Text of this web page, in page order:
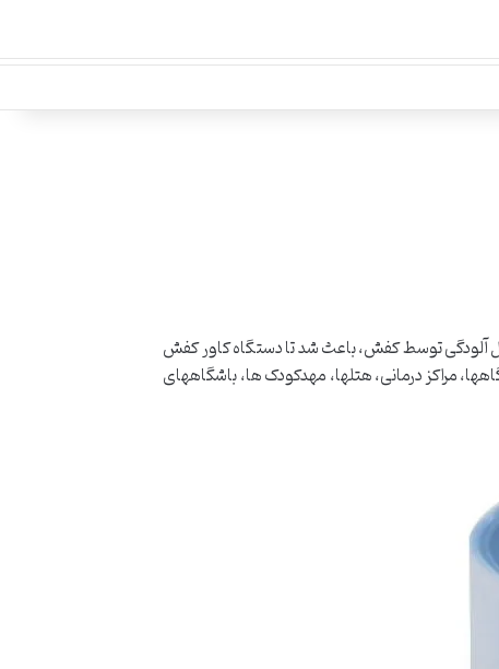
آلودگی توسط کفش، باعث شد تا دستگاه کاور کفش
مراکز درمانی، هتلها، مهدکودک ها، باشگاههای